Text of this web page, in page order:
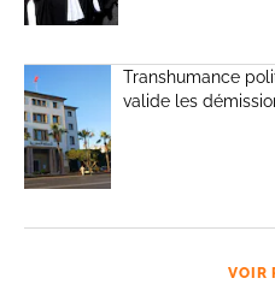
Transhumance
valide les
VOIR